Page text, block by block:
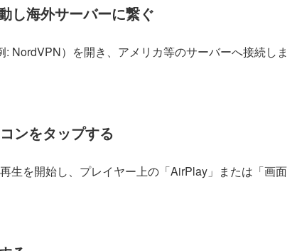
し海外サーバーに繋ぐ
NordVPN）を開き、アメリカ等のサーバーへ接続しま
ンをタップする
生を開始し、プレイヤー上の「AirPlay」または「画面